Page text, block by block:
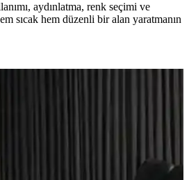
aydınlatma, renk seçimi ve
sıcak hem düzenli bir alan yaratmanın